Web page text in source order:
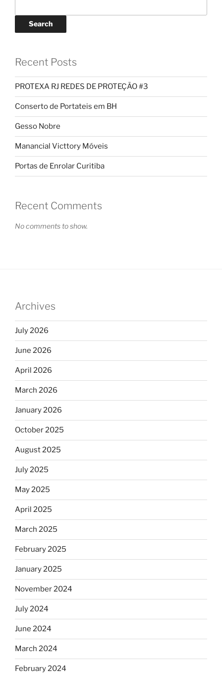
Search
Recent Posts
PROTEXA RJ REDES DE PROTEÇÃO #3
Conserto de Portateis em BH
Gesso Nobre
Manancial Victtory Móveis
Portas de Enrolar Curitiba
Recent Comments
No comments to show.
Archives
July 2026
June 2026
April 2026
March 2026
January 2026
October 2025
August 2025
July 2025
May 2025
April 2025
March 2025
February 2025
January 2025
November 2024
July 2024
June 2024
March 2024
February 2024